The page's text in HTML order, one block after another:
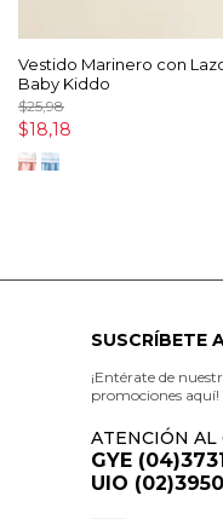
Vestido Marinero con
Baby Kiddo
$25,98
$18,18
SUSCRÍBETE
¡Entérate de
promociones aquí!
ATENCIÓN AL
GYE
UIO